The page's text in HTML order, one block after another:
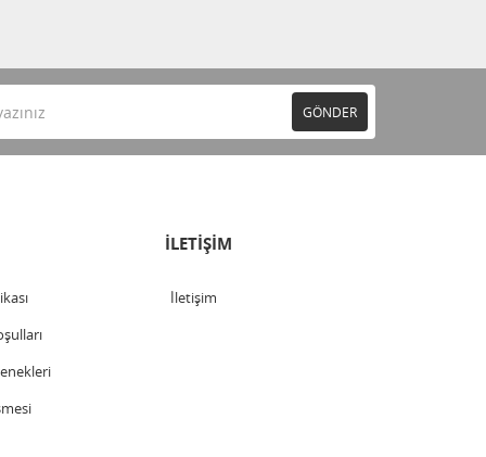
GÖNDER
İLETİŞİM
İletişim